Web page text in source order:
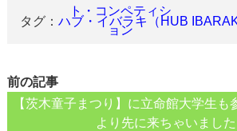
ト・コンペティシ
ョン
タグ：ハブ・イバラキ（HUB
前の記事
【茨木童子まつり】に立命館大学生も
より先に来ちゃいました